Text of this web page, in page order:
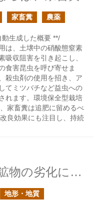
家畜糞 農薬
動生成した概要 **/
は、土壌中の硝酸態窒素
吸収阻害を引き起こし、
食害昆虫を呼び寄せま
殺虫剤の使用を招き、ア
てミツバチなど益虫への
れます。環境保全型栽培
家畜糞は追肥に留めるべ
良効果にも注目し、持続
トマトの栽培では土壌鉱物の劣化に細心の注意を払うべき
地形・地質